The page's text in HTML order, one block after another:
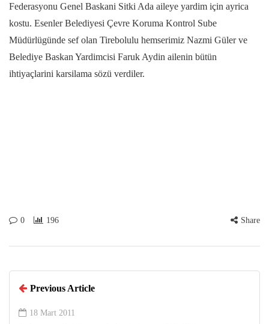
Federasyonu Genel Baskani Sitki Ada aileye yardim için ayrica
kostu. Esenler Belediyesi Çevre Koruma Kontrol Sube
Müdürlügünde sef olan Tirebolulu hemserimiz Nazmi Güler ve
Belediye Baskan Yardimcisi Faruk Aydin ailenin bütün
ihtiyaçlarini karsilama sözü verdiler.
0 196 Share
Previous Article
18 Mart 2011